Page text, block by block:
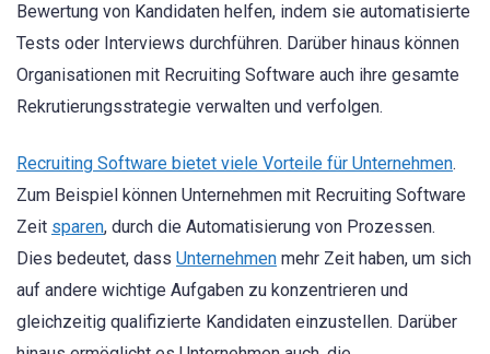
Bewertung von Kandidaten helfen, indem sie automatisierte
Tests oder Interviews durchführen. Darüber hinaus können
Organisationen mit Recruiting Software auch ihre gesamte
Rekrutierungsstrategie verwalten und verfolgen.
Recruiting Software bietet viele Vorteile für Unternehmen.
Zum Beispiel können Unternehmen mit Recruiting Software
Zeit sparen, durch die Automatisierung von Prozessen.
Dies bedeutet, dass Unternehmen mehr Zeit haben, um sich
auf andere wichtige Aufgaben zu konzentrieren und
gleichzeitig qualifizierte Kandidaten einzustellen. Darüber